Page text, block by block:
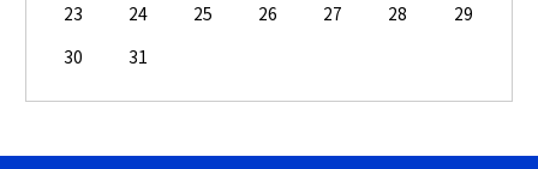
23
24 25 26 27 28
29
30
31